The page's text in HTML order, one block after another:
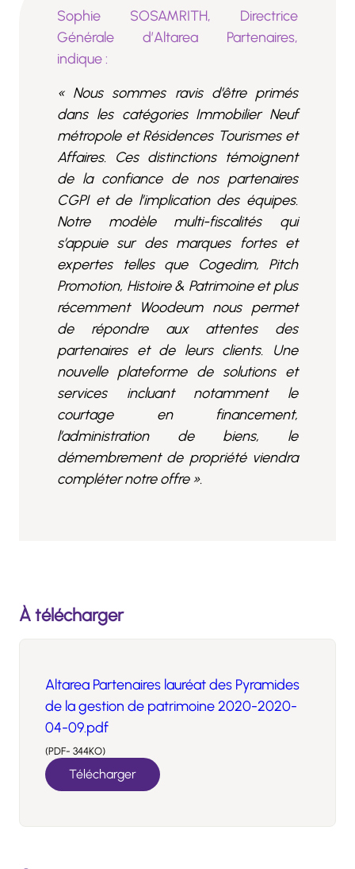
Sophie SOSAMRITH, Directrice
Générale d’Altarea Partenaires,
indique:
« Nous sommes ravis d’être primés
dans les catégories Immobilier Neuf
métropole et Résidences Tourismes et
Affaires. Ces distinctions témoignent
de la confiance de nos partenaires
CGPI et de l’implication des équipes.
Notre modèle multi-fiscalités qui
s’appuie sur des marques fortes et
expertes telles que Cogedim, Pitch
Promotion, Histoire & Patrimoine et plus
récemment Woodeum nous permet
de répondre aux attentes des
partenaires et de leurs clients. Une
nouvelle plateforme de solutions et
services incluant notamment le
courtage en financement,
l’administration de biens, le
démembrement de propriété viendra
compléter notre offre ».
À télécharger
Altarea Partenaires lauréat des Pyramides
de la gestion de patrimoine 2020-2020-
04-09.pdf
(PDF- 344KO)
Télécharger